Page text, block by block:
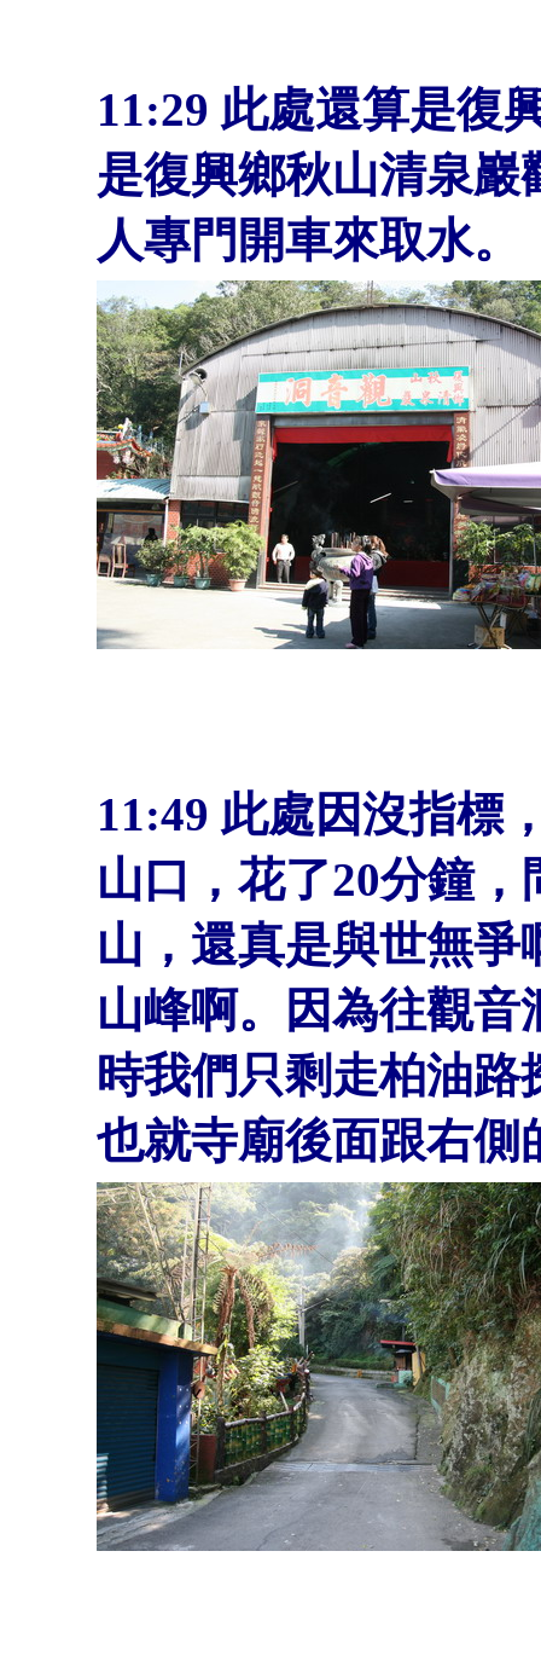
11:29 此處還算是復
是復興鄉秋山清泉
人專門開車來取水。
11:49 此處因沒指標
山口，花了20分鐘
山，還真是與世無
山峰啊。因為往觀
時我們只剩走柏油
也就寺廟後面跟右側